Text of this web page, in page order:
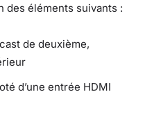
des éléments suivants :
de deuxième,
d’une entrée HDMI